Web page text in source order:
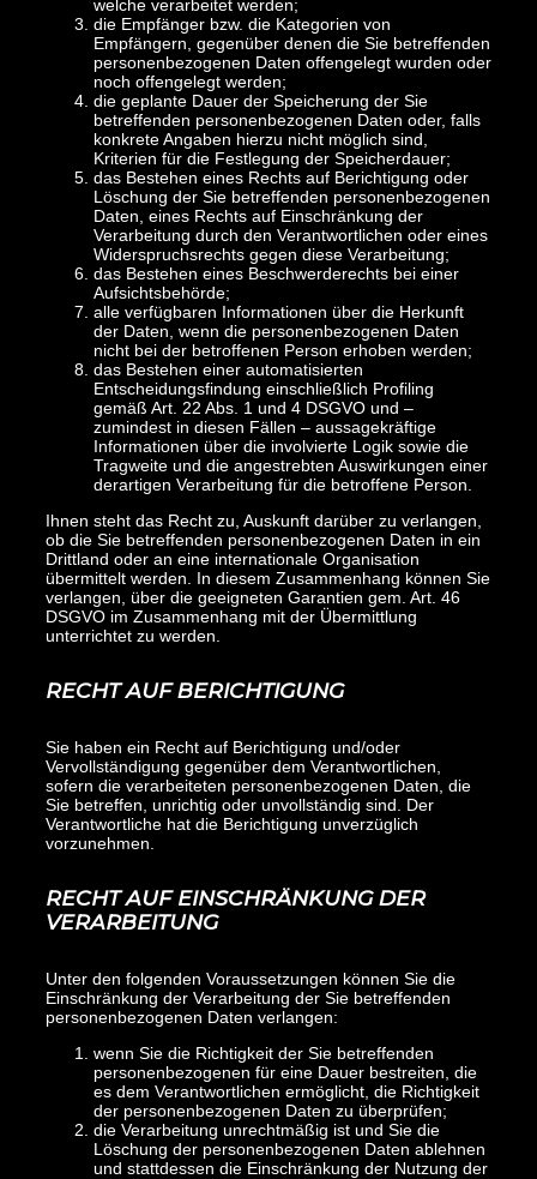
welche verarbeitet werden;
die Empfänger bzw. die Kategorien von
Empfängern, gegenüber denen die Sie betreffenden
personenbezogenen Daten offengelegt wurden oder
noch offengelegt werden;
die geplante Dauer der Speicherung der Sie
betreffenden personenbezogenen Daten oder, falls
konkrete Angaben hierzu nicht möglich sind,
Kriterien für die Festlegung der Speicherdauer;
das Bestehen eines Rechts auf Berichtigung oder
Löschung der Sie betreffenden personenbezogenen
Daten, eines Rechts auf Einschränkung der
Verarbeitung durch den Verantwortlichen oder eines
Widerspruchsrechts gegen diese Verarbeitung;
das Bestehen eines Beschwerderechts bei einer
Aufsichtsbehörde;
alle verfügbaren Informationen über die Herkunft
der Daten, wenn die personenbezogenen Daten
nicht bei der betroffenen Person erhoben werden;
das Bestehen einer automatisierten
Entscheidungsfindung einschließlich Profiling
gemäß Art. 22 Abs. 1 und 4 DSGVO und –
zumindest in diesen Fällen – aussagekräftige
Informationen über die involvierte Logik sowie die
Tragweite und die angestrebten Auswirkungen einer
derartigen Verarbeitung für die betroffene Person.
Ihnen steht das Recht zu, Auskunft darüber zu verlangen,
ob die Sie betreffenden personenbezogenen Daten in ein
Drittland oder an eine internationale Organisation
übermittelt werden. In diesem Zusammenhang können Sie
verlangen, über die geeigneten Garantien gem. Art. 46
DSGVO im Zusammenhang mit der Übermittlung
unterrichtet zu werden.
RECHT AUF BERICHTIGUNG
Sie haben ein Recht auf Berichtigung und/oder
Vervollständigung gegenüber dem Verantwortlichen,
sofern die verarbeiteten personenbezogenen Daten, die
Sie betreffen, unrichtig oder unvollständig sind. Der
Verantwortliche hat die Berichtigung unverzüglich
vorzunehmen.
RECHT AUF EINSCHRÄNKUNG DER
VERARBEITUNG
Unter den folgenden Voraussetzungen können Sie die
Einschränkung der Verarbeitung der Sie betreffenden
personenbezogenen Daten verlangen:
wenn Sie die Richtigkeit der Sie betreffenden
personenbezogenen für eine Dauer bestreiten, die
es dem Verantwortlichen ermöglicht, die Richtigkeit
der personenbezogenen Daten zu überprüfen;
die Verarbeitung unrechtmäßig ist und Sie die
Löschung der personenbezogenen Daten ablehnen
und stattdessen die Einschränkung der Nutzung der